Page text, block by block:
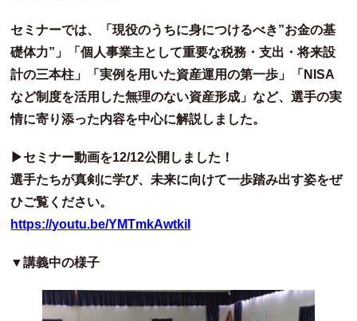
セミナーでは、「現役のうちに身につけるべき”お金の基
礎体力”」「個人事業主として重要な税務・支出・将来設
計の三本柱」「実例を用いた資産運用の第一歩」「NISA
など制度を活用した無理のない資産形成」など、選手の実
情に寄り添った内容を中心に解説しました。
▶セミナー動画を12/12公開しました！
選手たちが真剣に学び、未来に向けて一歩踏み出す姿をぜ
ひご覧ください。
https://youtu.be/YMTmkAwtkiI
▼講義中の様子